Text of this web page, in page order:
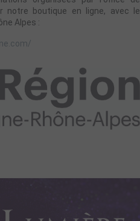
boutique en ligne, avec le
Alpes :